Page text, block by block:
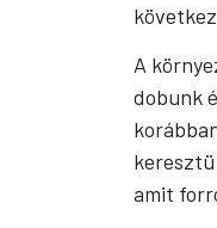
A
dobunk
amit